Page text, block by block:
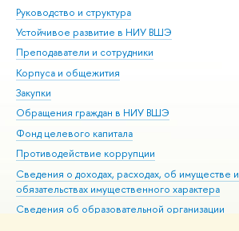
Руководство и структура
Устойчивое развитие в НИУ ВШЭ
Преподаватели и сотрудники
Корпуса и общежития
Закупки
Обращения граждан в НИУ ВШЭ
Фонд целевого капитала
Противодействие коррупции
Сведения о доходах, расходах, об имуществе и
обязательствах имущественного характера
Сведения об образовательной организации